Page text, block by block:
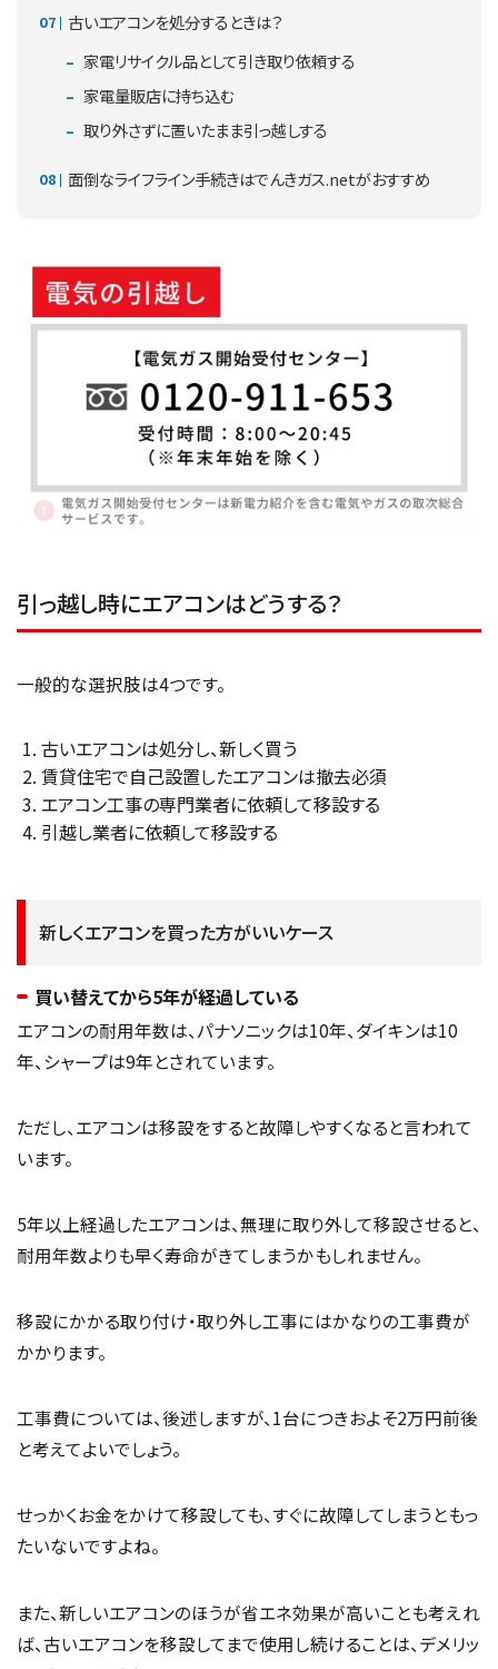
古いエアコンを処分するときは？
家電リサイクル品として引き取り依頼する
家電量販店に持ち込む
取り外さずに置いたまま引っ越しする
面倒なライフライン手続きはでんきガス.netがおすすめ
引っ越し時にエアコンはどうする？
一般的な選択肢は4つです。
古いエアコンは処分し、新しく買う
賃貸住宅で自己設置したエアコンは撤去必須
エアコン工事の専門業者に依頼して移設する
引越し業者に依頼して移設する
新しくエアコンを買った方がいいケース
買い替えてから5年が経過している
エアコンの耐用年数は、パナソニックは10年、ダイキンは10
年、シャープは9年とされています。
ただし、エアコンは移設をすると故障しやすくなると言われて
います。
5年以上経過したエアコンは、無理に取り外して移設させると、
耐用年数よりも早く寿命がきてしまうかもしれません。
移設にかかる取り付け・取り外し工事にはかなりの工事費が
かかります。
工事費については、後述しますが、1台につきおよそ2万円前後
と考えてよいでしょう。
せっかくお金をかけて移設しても、すぐに故障してしまうともっ
たいないですよね。
また、新しいエアコンのほうが省エネ効果が高いことも考えれ
ば、古いエアコンを移設してまで使用し続けることは、デメリッ